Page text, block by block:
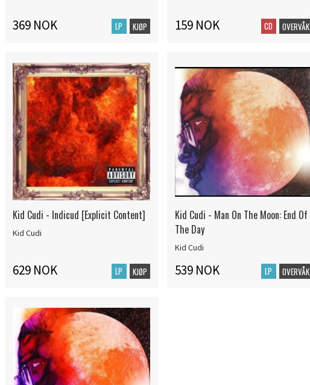
369 NOK LP KJØP 159 NOK CD OVERVÅK
Kid Cudi - Indicud [Explicit Content]
Kid Cudi
629 NOK LP KJØP
Kid Cudi - Man On The Moon: End Of
The Day
Kid Cudi
539 NOK LP OVERVÅK